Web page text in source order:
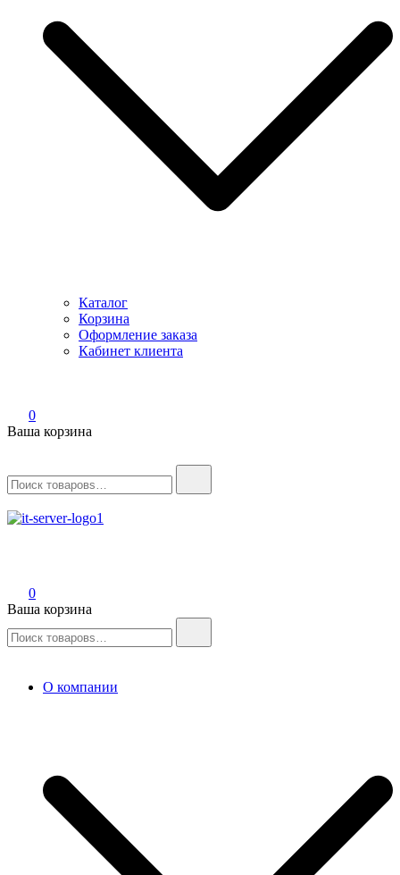
Каталог
Корзина
Оформление заказа
Кабинет клиента
0
Ваша корзина
0
Ваша корзина
О компании